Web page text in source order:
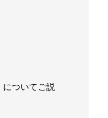
ついてご説